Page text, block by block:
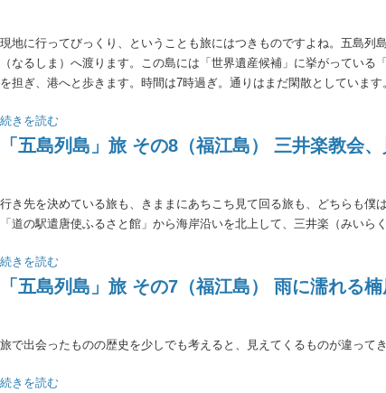
現地に行ってびっくり、ということも旅にはつきものですよね。五島列
（なるしま）へ渡ります。この島には「世界遺産候補」に挙がってい
を担ぎ、港へと歩きます。時間は7時過ぎ。通りはまだ閑散としています
続きを読む
「五島列島」旅 その8（福江島） 三井楽教会
行き先を決めている旅も、きままにあちこち見て回る旅も、どちらも僕
「道の駅遣唐使ふるさと館」から海岸沿いを北上して、三井楽（みい
続きを読む
「五島列島」旅 その7（福江島） 雨に濡れる
旅で出会ったものの歴史を少しでも考えると、見えてくるものが違って
続きを読む